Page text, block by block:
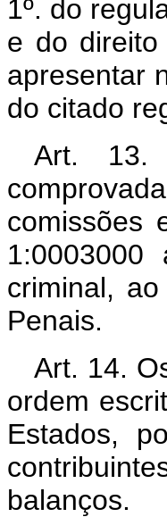
1º. do
e do
apresentar
do citado
Art. 13.
comissões
criminal,
Penais.
Art. 14.
ordem
Estados,
balanços.